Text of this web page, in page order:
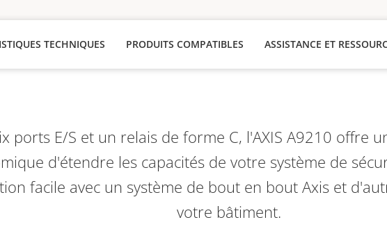
TECHNIQUES PRODUITS COMPATIBLES ASSISTANCE ET
ports E/S et un relais de forme C, l'AXIS A9210 offre
d'étendre les capacités de votre système de
facile avec un système de bout en bout Axis et
votre bâtiment.